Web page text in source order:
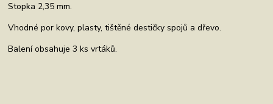
Stopka 2,35 mm.
Vhodné por kovy, plasty, tištěné destičky spojů a dřevo.
Balení obsahuje 3 ks vrtáků.